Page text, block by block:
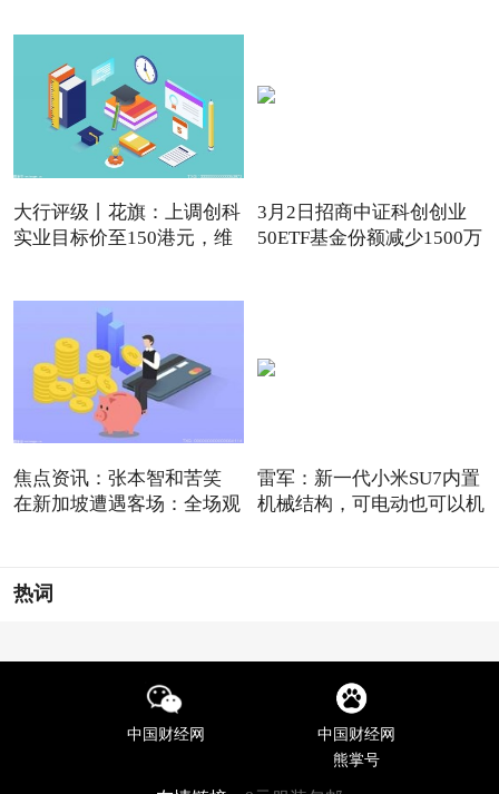
大行评级丨花旗：上调创科
实业目标价至150港元，维
3月2日招商中证科创创业
50ETF基金份额减少1500万
焦点资讯：张本智和苦笑
在新加坡遭遇客场：全场观
雷军：新一代小米SU7内置
机械结构，可电动也可以机
热词
中国财经网
中国财经网
熊掌号